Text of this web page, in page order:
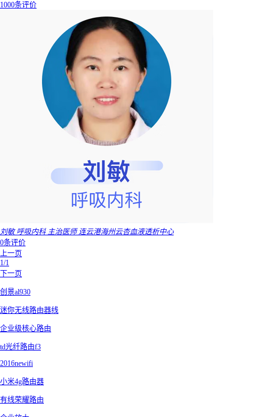
1000条评价
刘敏 呼吸内科 主治医师 连云港海州云杏血液透析中心
0条评价
上一页
1/1
下一页
创景al930
迷你无线路由器线
企业级核心路由
td光纤路由f3
2016newifi
小米4g路由器
有线荣耀路由